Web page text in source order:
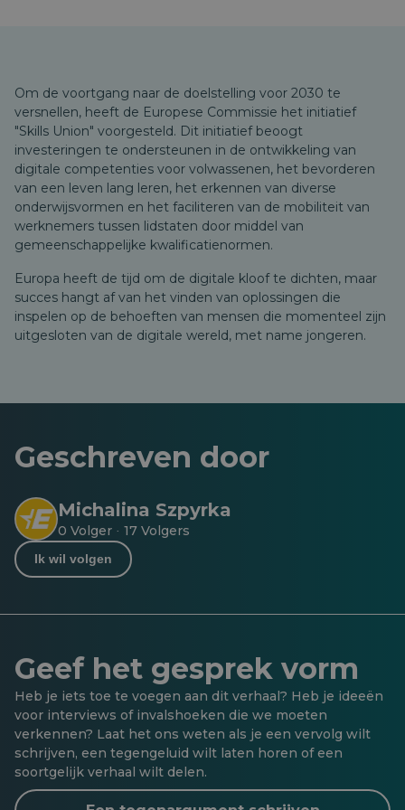
Om de voortgang naar de doelstelling voor 2030 te
versnellen, heeft de Europese Commissie het initiatief
"Skills Union" voorgesteld. Dit initiatief beoogt
investeringen te ondersteunen in de ontwikkeling van
digitale competenties voor volwassenen, het bevorderen
van een leven lang leren, het erkennen van diverse
onderwijsvormen en het faciliteren van de mobiliteit van
werknemers tussen lidstaten door middel van
gemeenschappelijke kwalificatienormen.
Europa heeft de tijd om de digitale kloof te dichten, maar
succes hangt af van het vinden van oplossingen die
inspelen op de behoeften van mensen die momenteel zijn
uitgesloten van de digitale wereld, met name jongeren.
Geschreven door
Michalina Szpyrka
0 Volger · 17 Volgers
Ik wil volgen
Geef het gesprek vorm
Heb je iets toe te voegen aan dit verhaal? Heb je ideeën
voor interviews of invalshoeken die we moeten
verkennen? Laat het ons weten als je een vervolg wilt
schrijven, een tegengeluid wilt laten horen of een
soortgelijk verhaal wilt delen.